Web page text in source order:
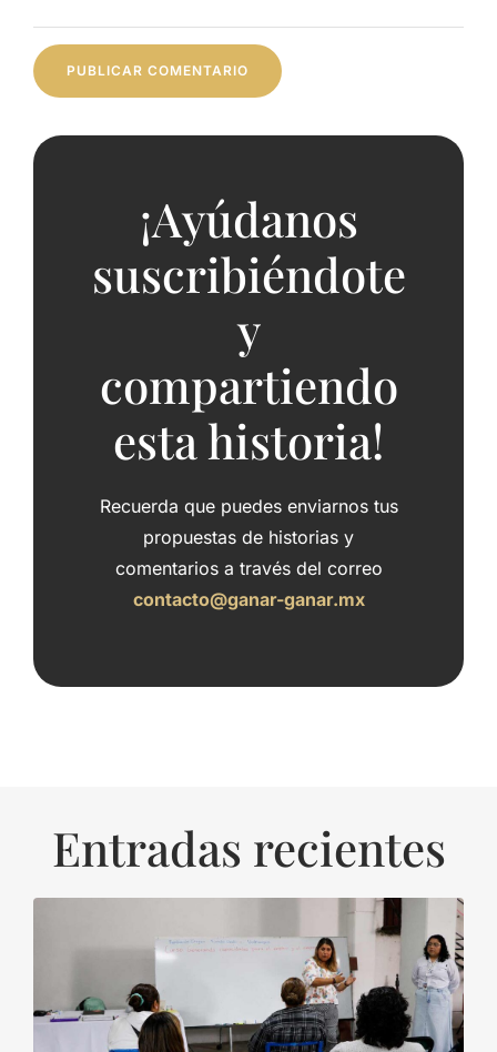
¡Ayúdanos
suscribiéndote
y
compartiendo
esta historia!
Recuerda que puedes enviarnos tus
propuestas de historias y
comentarios a través del correo
contacto@ganar-ganar.mx
Entradas recientes